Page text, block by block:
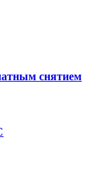
снятием